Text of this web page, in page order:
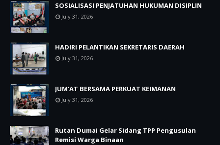
SOSIALISASI PENJATUHAN HUKUMAN DISIPLIN
July 31, 2026
HADIRI PELANTIKAN SEKRETARIS DAERAH
July 31, 2026
JUM'AT BERSAMA PERKUAT KEIMANAN
July 31, 2026
Rutan Dumai Gelar Sidang TPP Pengusulan
Remisi Warga Binaan